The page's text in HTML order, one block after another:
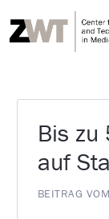
Bis zu
auf
BEITRAG